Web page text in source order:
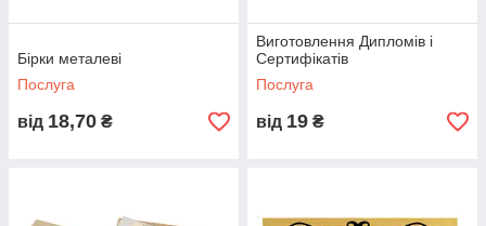
Бірки металеві
Послуга
від 18,70 ₴
Виготовлення Дипломів і
Сертифікатів
Послуга
від 19 ₴